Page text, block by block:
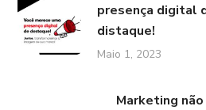
presença digital
distaque!
Maio 1, 2023
Marketing